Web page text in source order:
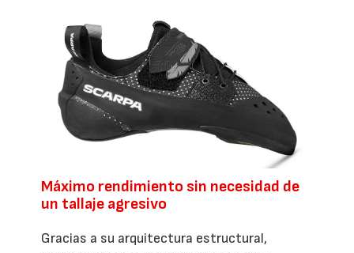
Máximo rendimiento sin necesidad de
un tallaje agresivo
Gracias a su arquitectura estructural,